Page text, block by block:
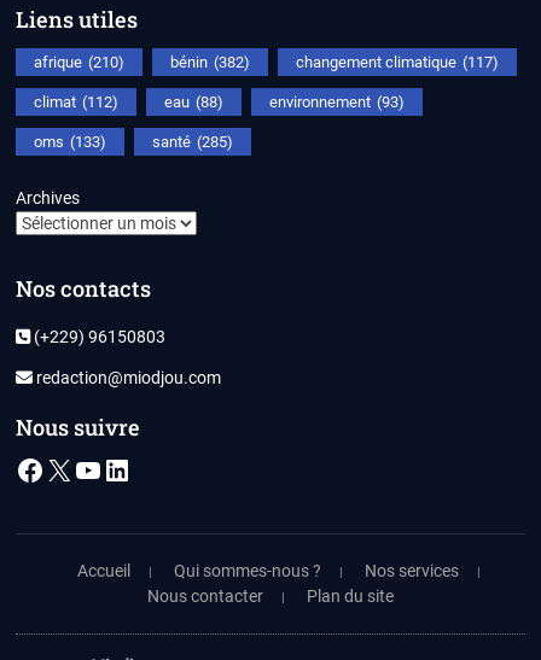
Liens utiles
afrique (210) bénin (382) changement climatique (117)
climat (112) eau (88) environnement (93)
oms (133) santé (285)
Archives
Nos contacts
(+229) 96150803
redaction@miodjou.com
Nous suivre
Facebook
X YouTube
LinkedIn
Accueil Qui sommes-nous ?
Nos services
Nous contacter
Plan du site